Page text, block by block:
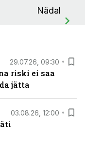
Nädal
29.07.26, 09:30
riski ei saa
jätta
03.08.26, 12:00